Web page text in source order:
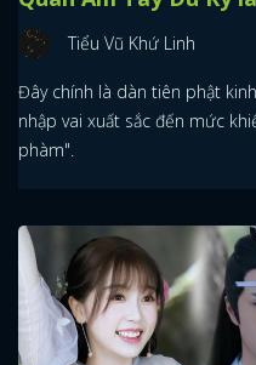
Tiểu Vũ Khứ Linh
Đây chính là dàn tiên phật
nhập vai xuất sắc đến mức
phàm".